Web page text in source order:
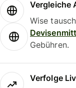
Vergleiche
Wise
Gebühren.
Verfolge